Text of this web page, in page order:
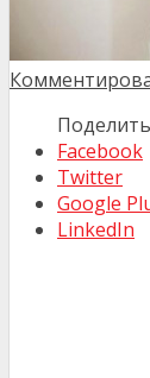
Facebook
Twitter
Google
LinkedIn